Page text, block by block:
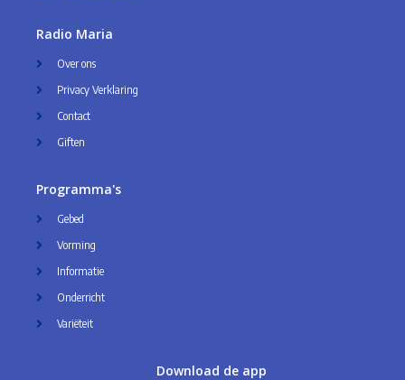
Radio Maria
Over ons
Privacy Verklaring
Contact
Giften
Programma's
Gebed
Vorming
Informatie
Onderricht
Variëteit
Download de app